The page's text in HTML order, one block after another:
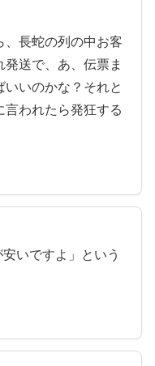
、長蛇の列の中お客
送で、あ、伝票ま
いのかな？それと
われたら発狂する
いですよ」という